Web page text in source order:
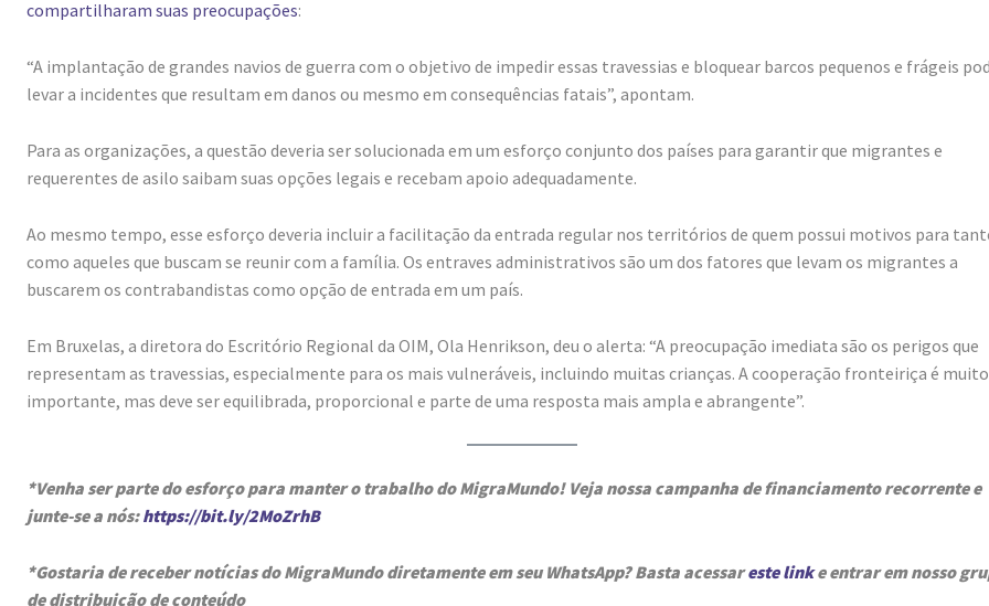
compartilharam suas preocupações:
“A implantação de grandes navios de guerra com o objetivo de impedir essas travessias e bloquear barcos pequenos e frágeis
levar a incidentes que resultam em danos ou mesmo em consequências fatais”, apontam.
Para as organizações, a questão deveria ser solucionada em um esforço conjunto dos países para garantir que migrantes e
requerentes de asilo saibam suas opções legais e recebam apoio adequadamente.
Ao mesmo tempo, esse esforço deveria incluir a facilitação da entrada regular nos territórios de quem possui motivos para
como aqueles que buscam se reunir com a família. Os entraves administrativos são um dos fatores que levam os migrantes a
buscarem os contrabandistas como opção de entrada em um país.
Em Bruxelas, a diretora do Escritório Regional da OIM, Ola Henrikson, deu o alerta: “A preocupação imediata são os perigos que
representam as travessias, especialmente para os mais vulneráveis, incluindo muitas crianças. A cooperação fronteiriça é muito
importante, mas deve ser equilibrada, proporcional e parte de uma resposta mais ampla e abrangente”.
*Venha ser parte do esforço para manter o trabalho do MigraMundo! Veja nossa campanha de financiamento recorrente e
junte-se a nós:https://bit.ly/2MoZrhB
*Gostaria de receber notícias do MigraMundo diretamente em seu WhatsApp? Basta acessareste linke entrar em nosso
de distribuição de conteúdo